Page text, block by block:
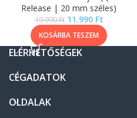
Release | 20 mm széles)
19.990Ft 11.990 Ft
KOSÁRBA TESZEM
ELÉRHETŐSÉGEK
CÉGADATOK
OLDALAK